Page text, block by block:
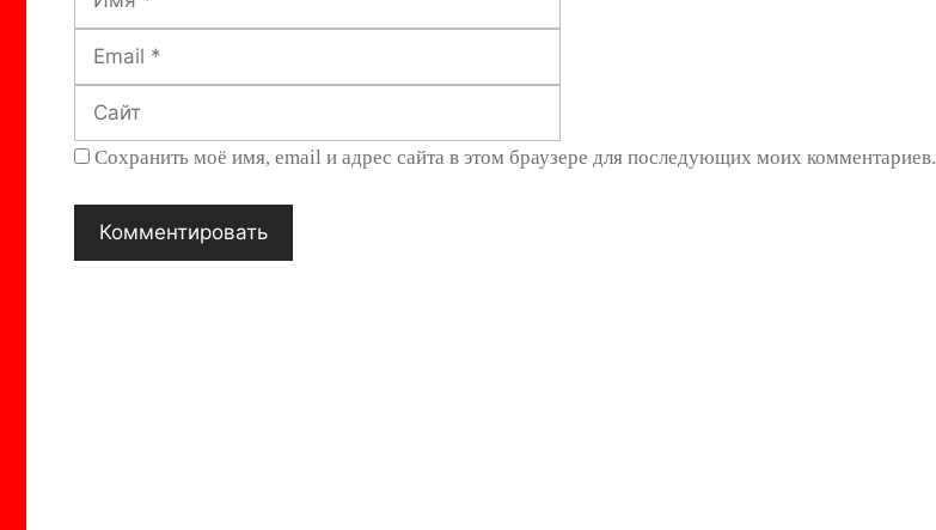
Сохранить моё имя, email и адрес сайта в этом браузере для последующих моих комментариев.